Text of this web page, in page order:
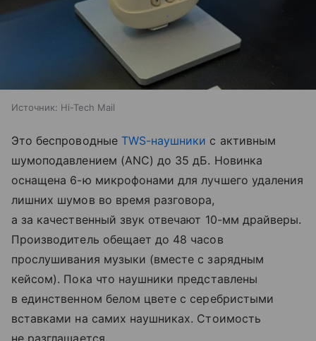
Источник: Hi-Tech Mail
Это беспроводные TWS-наушники с активным
шумоподавлением (ANC) до 35 дБ. Новинка
оснащена 6-ю микрофонами для лучшего удаления
лишних шумов во время разговора,
а за качественный звук отвечают 10-мм драйверы.
Производитель обещает до 48 часов
прослушивания музыки (вместе с зарядным
кейсом). Пока что наушники представлены
в единственном белом цвете с серебристыми
вставками на самих наушниках. Стоимость
не разглашается.